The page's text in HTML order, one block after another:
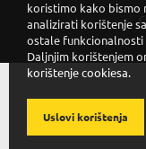
koristimo kako bismo
analizirati korištenje
ostale funkcionalnosti
Daljnjim korištenjem
korištenje cookiesa.
Uslovi korištenja